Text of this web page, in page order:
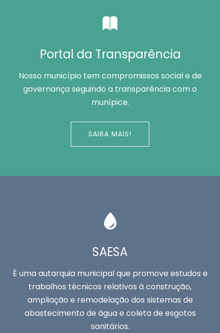
Portal da Transparência
Nosso município tem compromissos social e de
governança seguindo a transparência com o
munípice.
SAIBA MAIS!
SAESA
É uma autarquia municipal que promove estudos e
trabalhos técnicos relativos à construção,
ampliação e remodelação dos sistemas de
abastecimento de água e coleta de esgotos
sanitários.